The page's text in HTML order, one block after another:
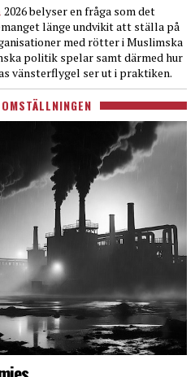
2026 belyser en fråga som det
länge undvikit att ställa på
med rötter i Muslimska
politik spelar samt därmed hur
vänsterflygel ser ut i praktiken.